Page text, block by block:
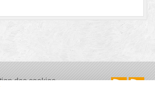
des cookies